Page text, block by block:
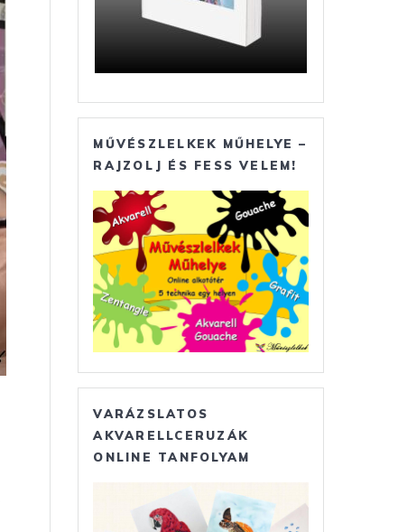
MŰVÉSZLELKEK MŰHELYE –
RAJZOLJ ÉS FESS VELEM!
VARÁZSLATOS
AKVARELLCERUZÁK
ONLINE TANFOLYAM